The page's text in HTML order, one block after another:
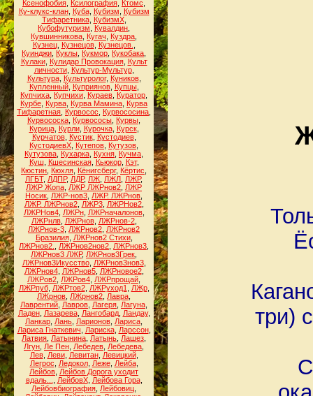
Ксенофобия Ксилография Ктомс
Ку-клукс-клан, Куба, Кубизм
Кубизм
Тифаретника, КубизмХ,
Кубофутуризм
Кувалдин
Кувшинникова Кугач Куздра
Кузнец, Кузнецов, Кузнецов.
Куинджи Куклы Кукмор Кукобака
Кулаки, Кулидар Провокация, Культ
личности, Культур-Мультур,
Культура, Культуролог, Куников,
Купленный, Куприянов, Купцы,
Купчиха Купчихи Кураев Куратор
Курбе Курва Курва Мамина Курва
Тифаретная Курвосос Курвососина
Курвососка Курвососы Курвы
Курица, Курли, Курочка, Курск,
Курчатов, Кустик, Кустодиев,
КустодиевХ Кутепов Кутузов
Кутузова Кухарка Кухня Кучма
Куш
Кшесинская, Кьюкор, Кэт,
Кюстин Кюхля Кёнигсберг, Кёртис
ЛГБТ, ЛДПР, ЛДР, ЛЖ ЛЖЛ ЛЖР,
ЛЖР Жопа ЛЖР ЛЖРнов2 ЛЖР
Носик ЛЖР-нов3 ЛЖР. ЛЖРнов
ЛЖР. ЛЖРнов2, ЛЖР3, ЛЖРНов2,
ЛЖРНов4, ЛЖРн, ЛЖРначалонов,
ЛЖРнлв, ЛЖРнов, ЛЖРнов-2,
ЛЖРнов-3 ЛЖРнов2 ЛЖРнов2
Бразилия, ЛЖРнов2 Стихи,
ЛЖРнов2.
ЛЖРнов2нов2 ЛЖРнов3
ЛЖРнов3 ЛЖР, ЛЖРнов3Грек
ЛЖРнов3Икусство, ЛЖРнов3нов3,
ЛЖРнов4, ЛЖРнов5, ЛЖРновое2,
ЛЖРов2 ЛЖРов4 ЛЖРпрощай
ЛЖРпуб, ЛЖРтов2, ЛЖРуход1 ЛЖр,
ЛЖрнов ЛЖрнов2 Лавра
Лаврентий Лавров Лагеря Лагуна
Ладен, Лазарева, Лангобард, Ландау,
Ланкар Лань Ларионов Лариса
Лариса Гнаткевич
Лариска, Ларссон,
Латвия Латынина Латынь Лашез
Лгун Ле Пен Лебедев Лебедева
Лев, Леви, Левитан, Левицкий,
Легрос
Ледокол, Леже, Лейба,
Лейбов Лейбов Дорога уходит
вдаль...
ЛейбовХ, Лейбова Гора,
Лейбовбиография Лейбовиц
три)